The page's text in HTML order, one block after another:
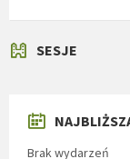
SESJE
Brak wydarzeń